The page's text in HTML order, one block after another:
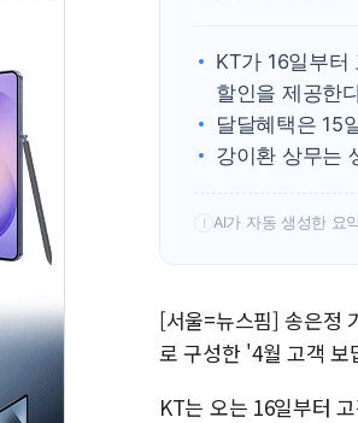
KT가 16일부터
할인을 제공한
달달혜택은 15
강이환 상무는
! AI가 자동 생성한 요
[서울=뉴스핌] 송은정
로 구성한 '4월 고객
KT는 오는 16일부터